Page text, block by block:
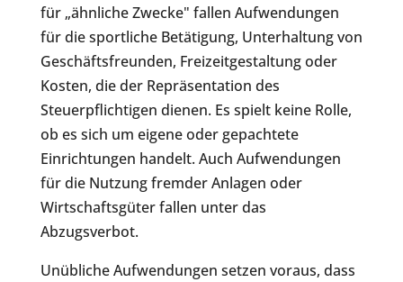
für „ähnliche Zwecke" fallen Aufwendungen
für die sportliche Betätigung, Unterhaltung von
Geschäftsfreunden, Freizeitgestaltung oder
Kosten, die der Repräsentation des
Steuerpflichtigen dienen. Es spielt keine Rolle,
ob es sich um eigene oder gepachtete
Einrichtungen handelt. Auch Aufwendungen
für die Nutzung fremder Anlagen oder
Wirtschaftsgüter fallen unter das
Abzugsverbot.
Unübliche Aufwendungen setzen voraus, dass